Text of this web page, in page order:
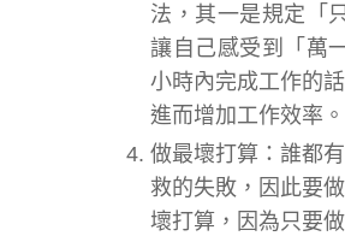
法，其一是規定「
讓自己感受到「萬
小時內完成工作的
進而增加工作效率。
做最壞打算：誰都
救的失敗，因此要
壞打算，因為只要